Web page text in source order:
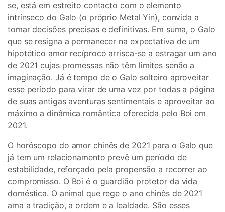
se, está em estreito contacto com o elemento
intrínseco do Galo (o próprio Metal Yin), convida a
tomar decisões precisas e definitivas. Em suma, o Galo
que se resigna a permanecer na expectativa de um
hipotético amor recíproco arrisca-se a estragar um ano
de 2021 cujas promessas não têm limites senão a
imaginação. Já é tempo de o Galo solteiro aproveitar
esse período para virar de uma vez por todas a página
de suas antigas aventuras sentimentais e aproveitar ao
máximo a dinâmica romântica oferecida pelo Boi em
2021.
O horóscopo do amor chinês de 2021 para o Galo que
já tem um relacionamento prevê um período de
estabilidade, reforçado pela propensão a recorrer ao
compromisso. O Boi é o guardião protetor da vida
doméstica. O animal que rege o ano chinês de 2021
ama a tradição, a ordem e a lealdade. São esses